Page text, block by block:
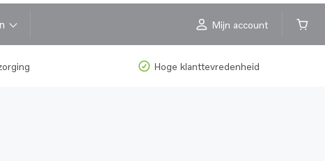
Mijn account
Hoge klanttevredenheid